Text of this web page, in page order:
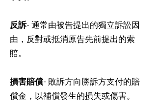
反訴- 通常由被告提出的獨立訴訟因
由，反對或抵消原告先前提出的索
賠。
損害賠償- 敗訴方向勝訴方支付的賠
償金，以補償發生的損失或傷害。